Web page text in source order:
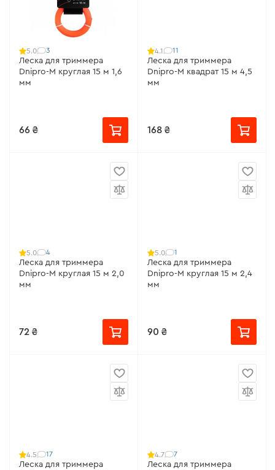
5.0 3
Леска для триммера
Dnipro-M круглая 15 м 1,6
мм
66 ₴
4.1 11
Леска для триммера
Dnipro-M квадрат 15 м 4,5
мм
168 ₴
5.0 4
Леска для триммера
Dnipro-M круглая 15 м 2,0
мм
72 ₴
5.0 1
Леска для триммера
Dnipro-M круглая 15 м 2,4
мм
90 ₴
4.5 17
Леска для триммера
4.7 7
Леска для триммера